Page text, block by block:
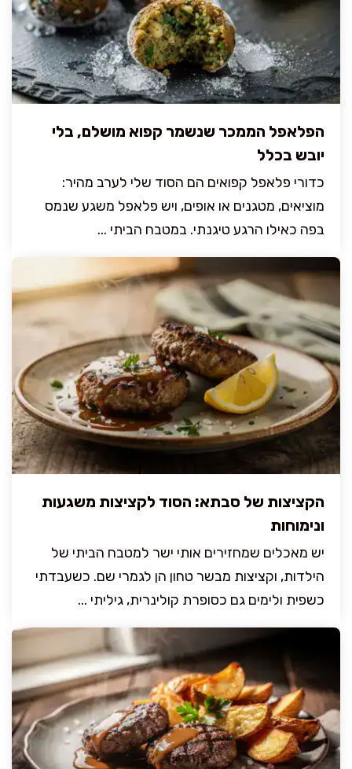
הפלאפל הממכר שנשמר קפוא מושלם, בלי
יובש בכלל
כדורי פלאפל קפואים הם הסוד שלי לערב מהיר:
מוציאים, מטגנים או אופים, ויש פלאפל משגע שנמס
בפה כאילו הרגע טיגנתי. במטבח הביתי ...
הקציצות של סבתא: הסוד לקציצות משגעות
ונימוחות
יש מאכלים שמחזירים אותי ישר למטבח הביתי של
הילדות, וקציצות מבשר טחון הן לגמרי שם. כשעבדתי
כשפית ולימים גם כסופרת קולינרית, גיליתי ...